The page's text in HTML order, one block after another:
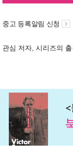
중고 등록알림 신청
관심 저자, 시리즈의